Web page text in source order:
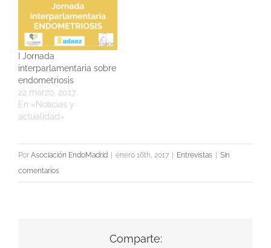
I Jornada
interparlamentaria sobre
endometriosis
22 marzo, 2017
En «Noticias y
actualidad»
Por Asociación EndoMadrid enero 16th, 2017 Entrevistas
Sin
comentarios
Comparte: